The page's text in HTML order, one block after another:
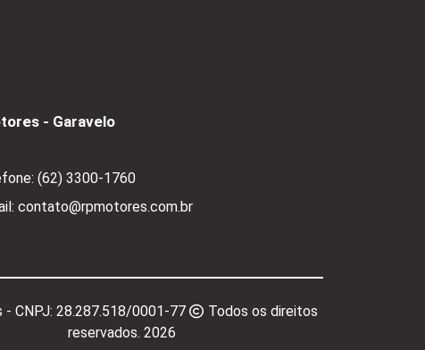
- Garavelo
(62) 3300-1760
contato@rpmotores.com.br
- CNPJ: 28.287.518/0001-77
Todos os direitos
reservados. 2026